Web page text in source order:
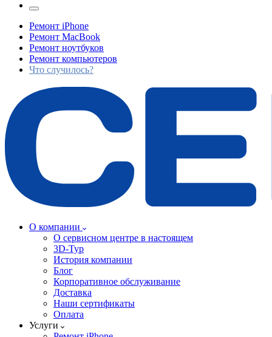
Ремонт iPhone
Ремонт MacBook
Ремонт ноутбуков
Ремонт компьютеров
Что случилось?
О компании
О сервисном центре в настоящем
3D-Тур
История компании
Блог
Корпоративное обслуживание
Доставка
Наши сертификаты
Оплата
Услуги